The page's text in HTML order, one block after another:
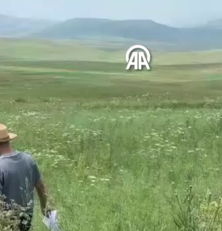
Su ürünleri ihracatının üçte...
Cumhuriyet tarihinin su ürünü
üretiminde geçtiğimiz yıl rekor...
Devamını Oku ->